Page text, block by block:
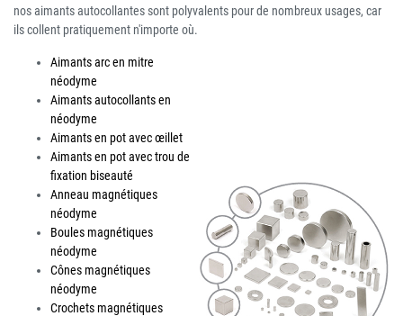
nos aimants autocollantes sont polyvalents pour de nombreux usages, car
ils collent pratiquement n'importe où.
Aimants arc en mitre
néodyme
Aimants autocollants en
néodyme
Aimants en pot avec œillet
Aimants en pot avec trou de
fixation biseauté
Anneau magnétiques
néodyme
Boules magnétiques
néodyme
Cônes magnétiques
néodyme
Crochets magnétiques